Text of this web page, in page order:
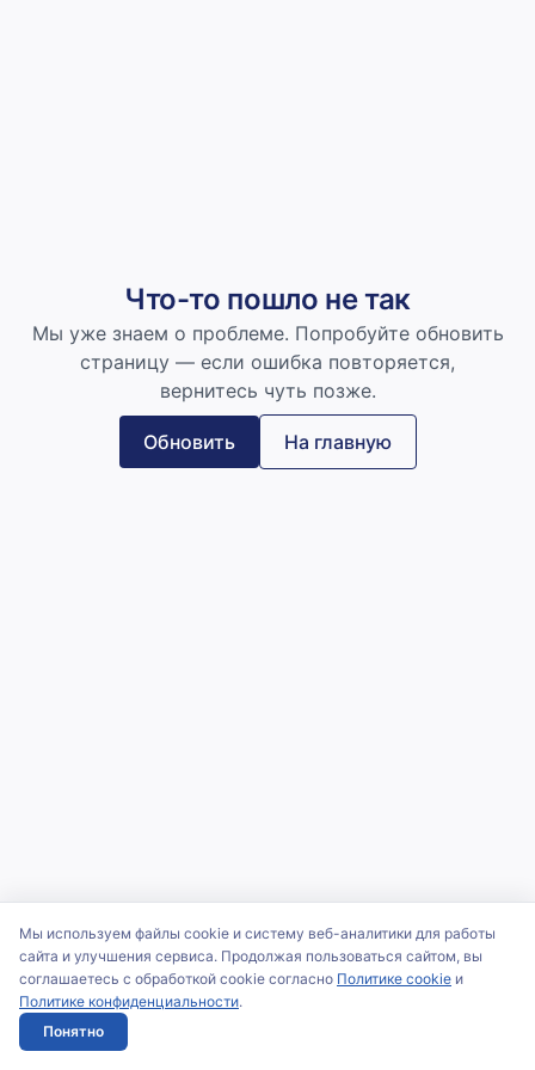
Что-то пошло не так
Мы уже знаем о проблеме. Попробуйте обновить
страницу — если ошибка повторяется,
вернитесь чуть позже.
Обновить На главную
Мы используем файлы cookie и систему веб-аналитики для работы
сайта и улучшения сервиса. Продолжая пользоваться сайтом, вы
соглашаетесь с обработкой cookie согласно Политике cookie и
Политике конфиденциальности.
Понятно